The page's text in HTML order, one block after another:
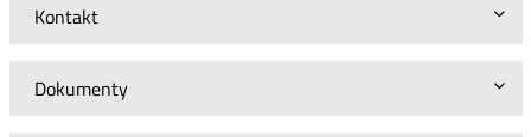
Kontakt
Dokumenty